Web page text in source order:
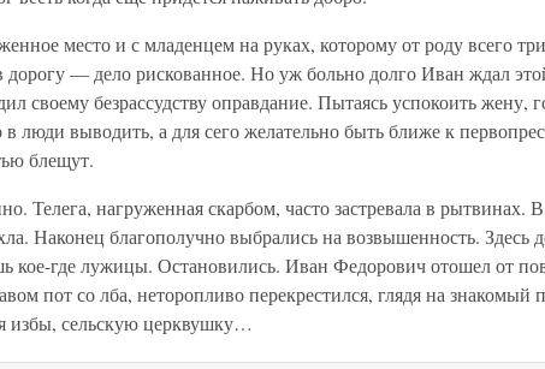
место и с младенцем на руках, которому от роду всего
дорогу — дело рискованное. Но уж больно долго Иван ждал
своему безрассудству оправдание. Пытаясь успокоить жену,
люди выводить, а для сего желательно быть ближе к
блещут.
Телега, нагруженная скарбом, часто застревала в рытвинах.
Наконец благополучно выбрались на возвышенность. Здесь
кое-где лужицы. Остановились. Иван Федорович отошел от
пот со лба, неторопливо перекрестился, глядя на знакомый
избы, сельскую церквушку…